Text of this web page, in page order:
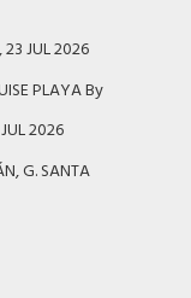
23 JUL 2026
PLAYA By
2026
G. SANTA